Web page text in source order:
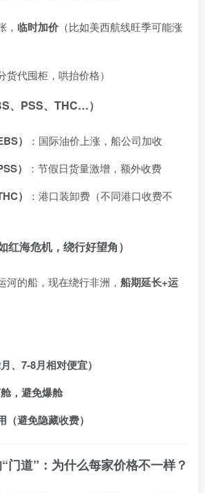
， 临时加价 （比如美西航线旺季可能涨
货代囤柜，哄抬价格）
、PSS、THC…）
） ：国际油价上涨，船公司加收
） ：节假日货量激增，额外收费
）
：港口装卸费（不同港口收费不
红海危机，绕行好望角）
河的船，现在绕行非洲， 船期延长+运
、7-8月相对便宜）
，避免爆舱
（避免隐藏收费）
门道”：为什么每家价格不一样？